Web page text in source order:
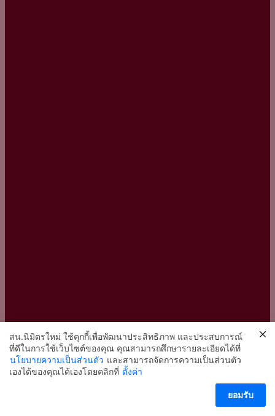
สน.นิมิตรใหม่ ใช้คุกกี้เพื่อพัฒนาประสิทธิภาพ และประสบการณ์
ที่ดีในการใช้เว็บไซต์ของคุณ คุณสามารถศึกษารายละเอียดได้ที่
นโยบายความเป็นส่วนตัว และสามารถจัดการความเป็นส่วนตัว
เองได้ของคุณได้เองโดยคลิกที่ ตั้งค่า
ยอมรับ